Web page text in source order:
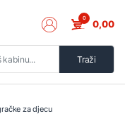
Traži
0 0,00
za djecu